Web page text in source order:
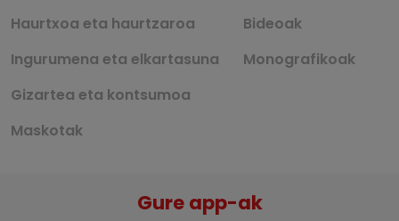
Haurtxoa eta haurtzaroa
Ingurumena eta elkartasuna
Gizartea eta kontsumoa
Maskotak
Bideoak
Monografikoak
Gure app-ak